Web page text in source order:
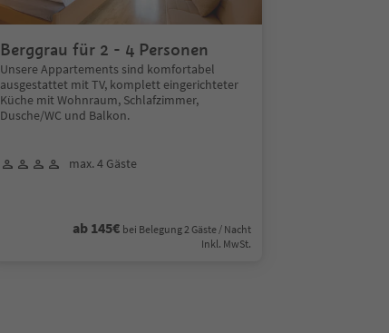
Berggrau für 2 - 4 Personen
Unsere Appartements sind komfortabel
ausgestattet mit TV, komplett eingerichteter
Küche mit Wohnraum, Schlafzimmer,
Dusche/WC und Balkon.
max. 4 Gäste
ab 145€ bei Belegung 2 Gäste / Nacht
Inkl. MwSt.